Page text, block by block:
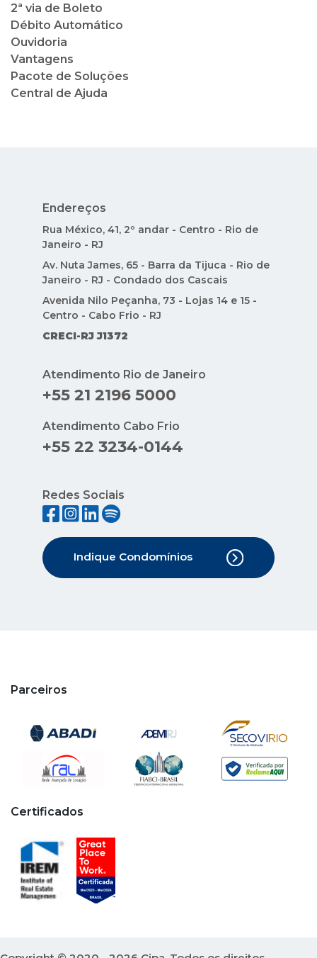
2ª via de Boleto
Débito Automático
Ouvidoria
Vantagens
Pacote de Soluções
Central de Ajuda
Endereços
Rua México, 41, 2º andar - Centro - Rio de
Janeiro - RJ
Av. Nuta James, 65 - Barra da Tijuca - Rio de
Janeiro - RJ - Condado dos Cascais
Avenida Nilo Peçanha, 73 - Lojas 14 e 15 -
Centro - Cabo Frio - RJ
CRECI-RJ J1372
Atendimento Rio de Janeiro
+55 21 2196 5000
Atendimento Cabo Frio
+55 22 3234-0144
Redes Sociais
Indique Condomínios
Parceiros
Certificados